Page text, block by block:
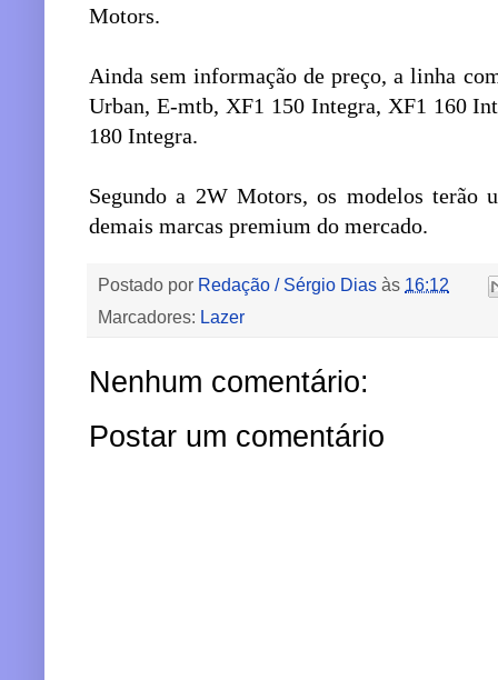
Motors.
Ainda sem informação de preço, a linha
Urban, E-mtb, XF1 150 Integra, XF1 160
180 Integra.
Segundo a 2W Motors, os modelos terão
demais marcas premium do mercado.
Postado por Redação / Sérgio Dias às 16:12
Marcadores: Lazer
Nenhum comentário:
Postar um comentário